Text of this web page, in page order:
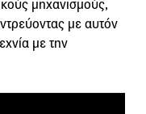
μηχανισμούς,
με αυτόν
με την